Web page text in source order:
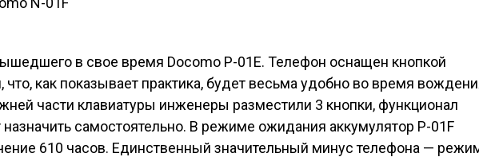
в свое время Docomo P-01E. Телефон оснащен кнопкой
что, как показывает практика, будет весьма удобно во время
части клавиатуры инженеры разместили 3 кнопки, функционал
самостоятельно. В режиме ожидания аккумулятор P-01F
610 часов. Единственный значительный минус телефона —